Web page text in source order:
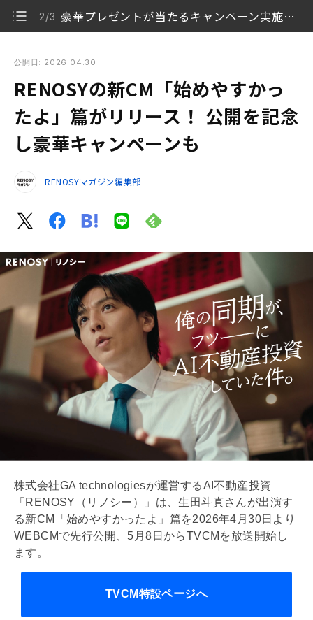
2/3 豪華プレゼントが当たるキャンペーン実施中！
記念し豪華キャンペーンも
“俺”と生田斗真さん演じる同期の、新しい一コマ
は......
2/3 豪華プレゼントが当たるキャンペーン実施中！
3/3
産形成を応援します
公開日: 2026.04.30
RENOSYの新CM「始めやすかっ
たよ」篇がリリース！ 公開を記念
し豪華キャンペーンも
RENOSYマガジン編集部
株式会社GA technologiesが運営するAI不動産投資
「RENOSY（リノシー）」は、生田斗真さんが出演す
る新CM「始めやすかったよ」篇を2026年4月30日より
WEBCMで先行公開、5月8日からTVCMを放送開始し
ます。
TVCM特設ページへ